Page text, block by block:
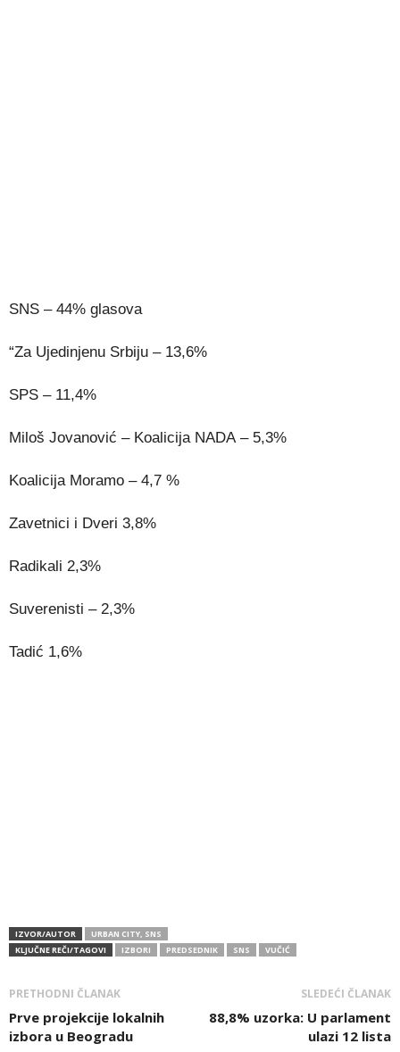
SNS – 44% glasova
“Za Ujedinjenu Srbiju – 13,6%
SPS – 11,4%
Miloš Jovanović – Koalicija NADA – 5,3%
Koalicija Moramo – 4,7 %
Zavetnici i Dveri 3,8%
Radikali 2,3%
Suverenisti – 2,3%
Tadić 1,6%
IZVOR/AUTOR
URBAN CITY, SNS
KLJUČNE REČI/TAGOVI
IZBORI PREDSEDNIK SNS VUČIĆ
PRETHODNI ČLANAK
Prve projekcije lokalnih
izbora u Beogradu
SLEDEĆI ČLANAK
88,8% uzorka: U parlament
ulazi 12 lista